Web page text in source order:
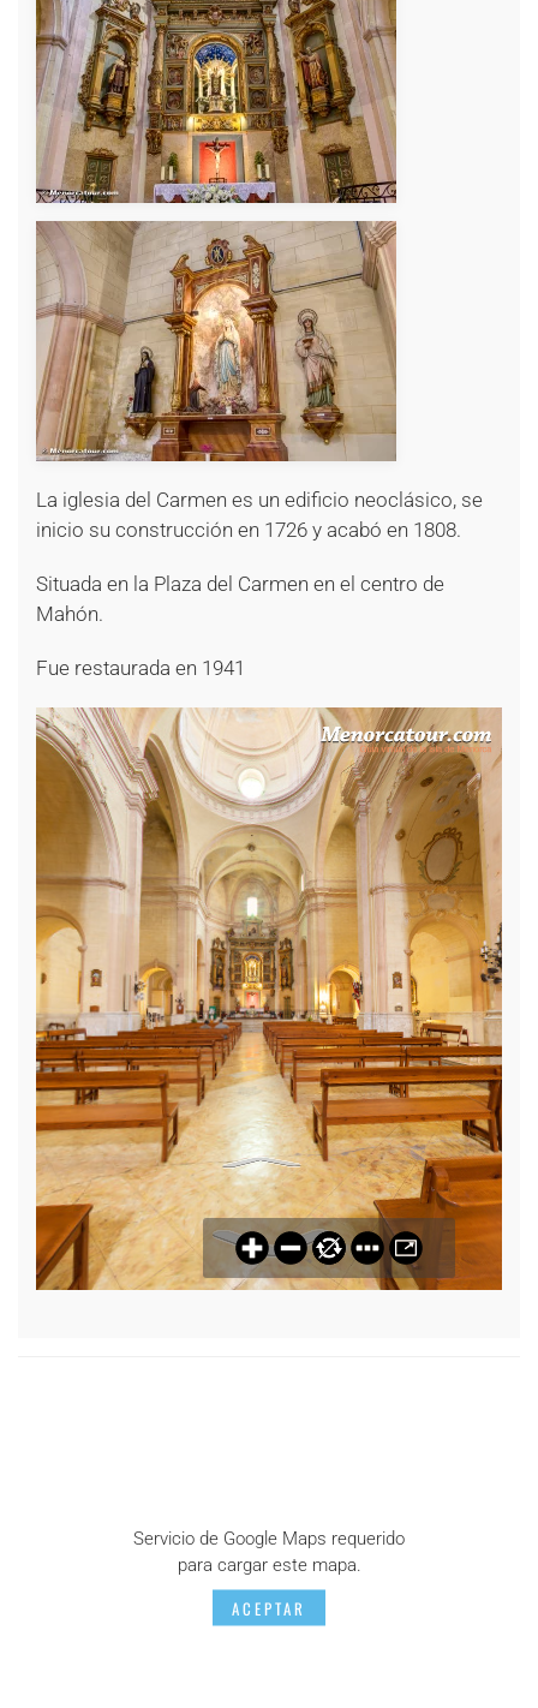
+
+
La iglesia del Carmen es un edificio neoclásico, se
inicio su construcción en 1726 y acabó en 1808.
Situada en la Plaza del Carmen en el centro de
Mahón.
Fue restaurada en 1941
Servicio de Google Maps requerido
para cargar este mapa.
ACEPTAR